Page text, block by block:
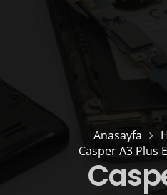
Anasayfa
Casper A3 Plus